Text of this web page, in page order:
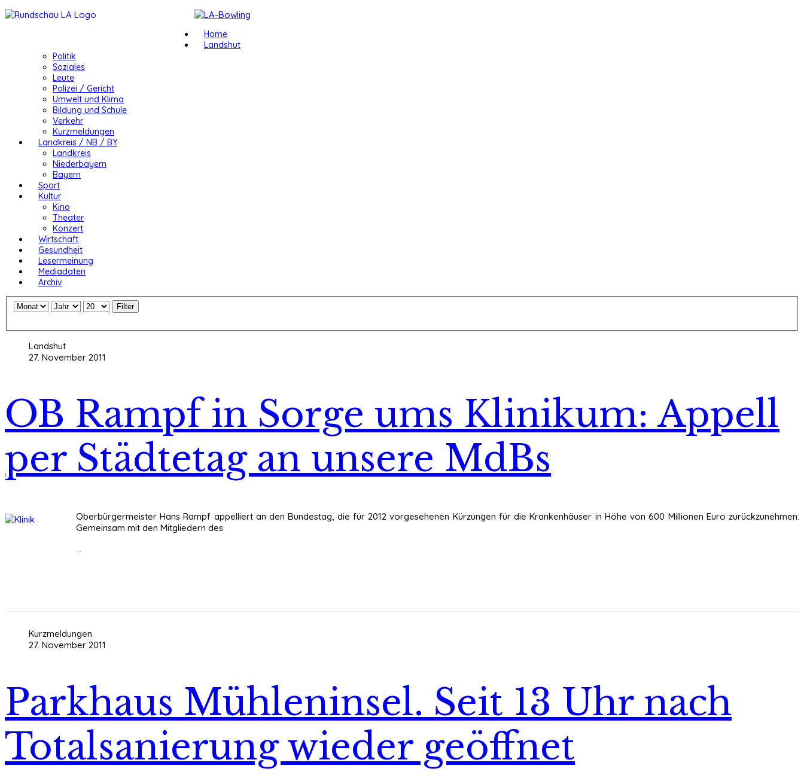
Home
Landshut
Politik
Soziales
Leute
Polizei / Gericht
Umwelt und Klima
Bildung und Schule
Verkehr
Kurzmeldungen
Landkreis / NB / BY
Landkreis
Niederbayern
Bayern
Sport
Kultur
Kino
Theater
Konzert
Wirtschaft
Gesundheit
Lesermeinung
Mediadaten
Archiv
Filter
Landshut
27. November 2011
OB Rampf in Sorge ums Klinikum: Appell
per Städtetag an unsere MdBs
Oberbürgermeister Hans Rampf appelliert an den Bundestag, die für 2012 vorgesehenen Kürzungen für die Krankenhäuser in Höhe von 600 Millionen Euro zurückzunehmen.
Gemeinsam mit den Mitgliedern des
...
Kurzmeldungen
27. November 2011
Parkhaus Mühleninsel. Seit 13 Uhr nach
Totalsanierung wieder geöffnet